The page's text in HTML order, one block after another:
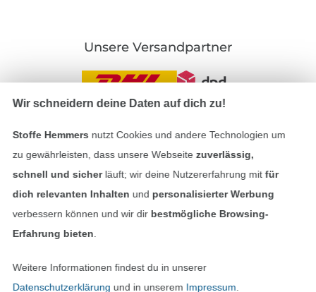
Unsere Versandpartner
Impressum
Widerrufsrecht
In den deutschen Shop wechseln (aktuell
Wir schneidern deine Daten auf dich zu!
Stoffe Hemmers nutzt Cookies und andere Technologien um
zu gewährleisten, dass unsere Webseite zuverlässig,
schnell und sicherläuft; wir deine Nutzererfahrung mitfür
dich relevanten Inhalten und personalisierter Werbung
verbessern können und wir dir bestmögliche Browsing-
Erfahrung bieten
Weitere Informationen findest du in unserer
Datenschutzerklärung und in unserem Impressum